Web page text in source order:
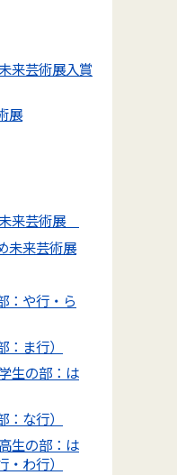
来芸術展入賞
展
来芸術展
未来芸術展
：や行・ら
ま行）
生の部：は
な行）
生の部：は
わ行）